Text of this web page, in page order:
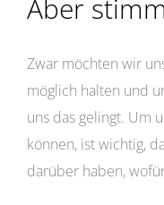
Aber
Zwar möchten wir
möglich halten und
uns das gelingt. Um
können, ist wichtig,
darüber haben,